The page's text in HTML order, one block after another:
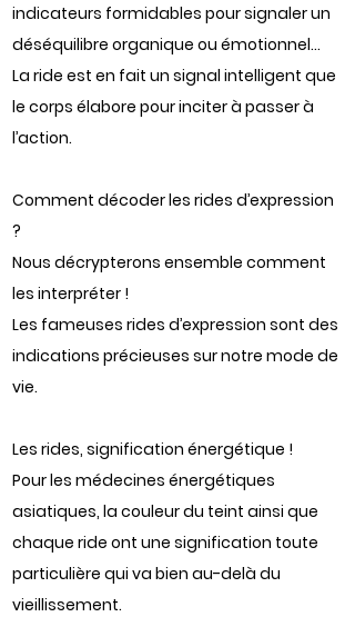
indicateurs formidables pour signaler un
déséquilibre organique ou émotionnel…
La ride est en fait un signal intelligent que
le corps élabore pour inciter à passer à
l’action.
Comment décoder les rides d’expression
?
Nous décrypterons ensemble comment
les interpréter !
Les fameuses rides d’expression sont des
indications précieuses sur notre mode de
vie.
Les rides, signification énergétique !
Pour les médecines énergétiques
asiatiques, la couleur du teint ainsi que
chaque ride ont une signification toute
particulière qui va bien au-delà du
vieillissement.